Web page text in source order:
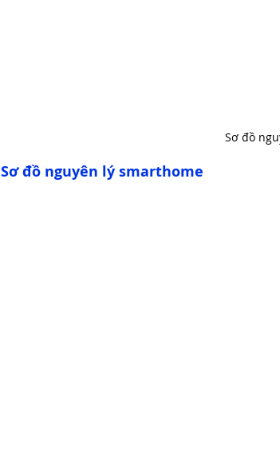
Sơ đồ
Sơ đồ nguyên lý smarthome